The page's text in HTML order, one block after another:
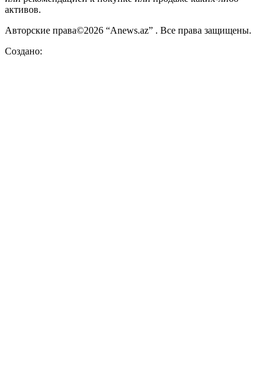
активов.
Авторские права©2026 “Anews.az” . Все права защищены.
Создано: